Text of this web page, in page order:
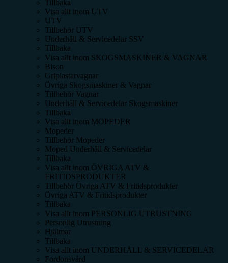
Tillbaka
Visa allt inom UTV
UTV
Tillbehör UTV
Underhåll & Servicedelar SSV
Tillbaka
Visa allt inom SKOGSMASKINER & VAGNAR
Bison
Griplastarvagnar
Övriga Skogsmaskiner & Vagnar
Tillbehör Vagnar
Underhåll & Servicedelar Skogsmaskiner
Tillbaka
Visa allt inom MOPEDER
Mopeder
Tillbehör Mopeder
Moped Underhåll & Servicedelar
Tillbaka
Visa allt inom ÖVRIGA ATV &
FRITIDSPRODUKTER
Tillbehör Övriga ATV & Fritidsprodukter
Övriga ATV & Fritidsprodukter
Tillbaka
Visa allt inom PERSONLIG UTRUSTNING
Personlig Utrustning
Hjälmar
Tillbaka
Visa allt inom UNDERHÅLL & SERVICEDELAR
Fordonsvård